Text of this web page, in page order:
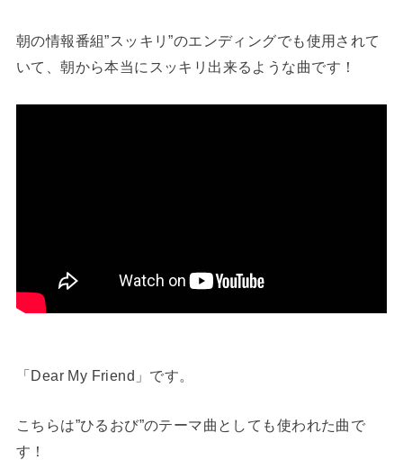
朝の情報番組”スッキリ”のエンディングでも使用されて
いて、朝から本当にスッキリ出来るような曲です！
「Dear My Friend」です。
こちらは”ひるおび”のテーマ曲としても使われた曲で
す！